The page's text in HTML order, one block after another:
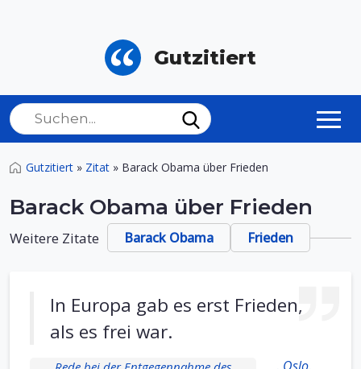
Gutzitiert
Gutzitiert » Zitat » Barack Obama über Frieden
Barack Obama über Frieden
Weitere Zitate Barack Obama Frieden
In Europa gab es erst Frieden,
als es frei war.
, Oslo,